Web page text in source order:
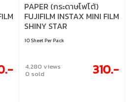
PAPER (กระดาษโฟโต้)
FUJIFILM INSTAX MINI FILM
SHINY STAR
(4547410260496)
10 Sheet Per Pack
4,280 views
0 sold 310.-